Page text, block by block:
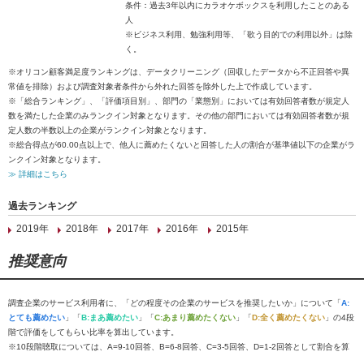
条件：過去3年以内にカラオケボックスを利用したことのある
人
※ビジネス利用、勉強利用等、「歌う目的での利用以外」は除
く。
※オリコン顧客満足度ランキングは、データクリーニング（回収したデータから不正回答や異
常値を排除）および調査対象者条件から外れた回答を除外した上で作成しています。
※「総合ランキング」、「評価項目別」、部門の「業態別」においては有効回答者数が規定人
数を満たした企業のみランクイン対象となります。その他の部門においては有効回答者数が規
定人数の半数以上の企業がランクイン対象となります。
※総合得点が60.00点以上で、他人に薦めたくないと回答した人の割合が基準値以下の企業がラ
ンクイン対象となります。
≫ 詳細はこちら
過去ランキング
2019年
2018年 2017年 2016年 2015年
推奨意向
調査企業のサービス利用者に、「どの程度その企業のサービスを推奨したいか」について「A:
とても薦めたい 」「B:まあ薦めたい 」「C:あまり薦めたくない 」「D:全く薦めたくない 」の4段
階で評価をしてもらい比率を算出しています。
※10段階聴取については、A=9-10回答、B=6-8回答、C=3-5回答、D=1-2回答として割合を算